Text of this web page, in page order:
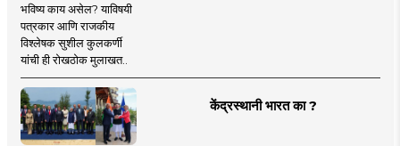
भविष्य काय असेल? याविषयी
पत्रकार आणि राजकीय
विश्लेषक सुशील कुलकर्णी
यांची ही रोखठोक मुलाखत..
केंद्रस्थानी भारत का ?